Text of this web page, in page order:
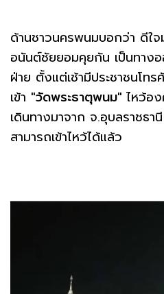
ด้านชาวนครพนมบอกว่า ดีใ
อนันต์ชัยยอมคุยกัน เป็นทาง
ฝ่าย ตั้งแต่เช้ามีประชาชนโท
เข้า "วัดพระธาตุพนม" ไหว้อ
เดินทางมาจาก จ.อุบลราชธา
สามารถเข้าไหว้ได้แล้ว